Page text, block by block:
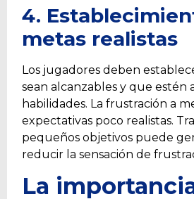
4.
metas realistas
Los jugadores deben
sean alcanzables y que estén
habilidades. La frustración a
expectativas poco realistas.
pequeños objetivos puede
reducir la sensación de
La